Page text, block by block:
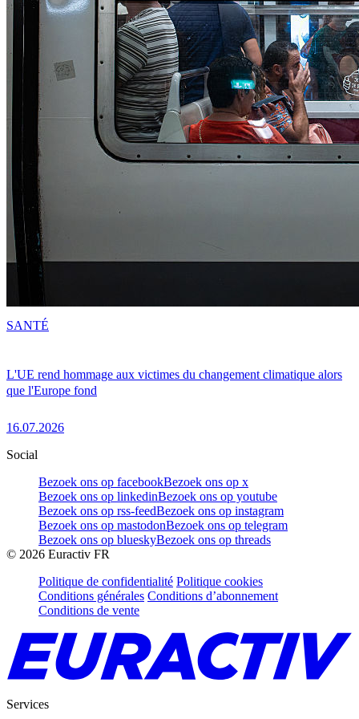
L'UE rend hommage aux victimes du changement climatique alors
que l'Europe fond
16.07.2026
SANTÉ
Social
Bezoek ons op facebookBezoek ons op x
Bezoek ons op linkedinBezoek ons op youtube
Bezoek ons op rss-feedBezoek ons op instagram
Bezoek ons op mastodonBezoek ons op telegram
Bezoek ons op blueskyBezoek ons op threads
© 2026 Euractiv FR
Politique de confidentialité Politique cookies
Conditions générales Conditions d’abonnement
Conditions de vente
Services